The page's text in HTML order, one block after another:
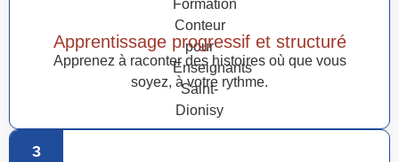
Apprentissage progressif et structuré
Apprenez à raconter des histoires où que vous
soyez, à votre rythme.
3